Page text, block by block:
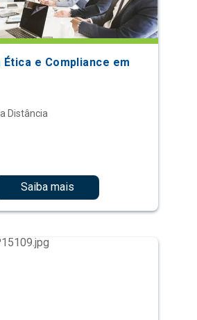
e Compliance em
Distância
Saiba mais